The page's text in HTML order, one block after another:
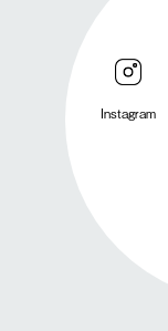
Instagram